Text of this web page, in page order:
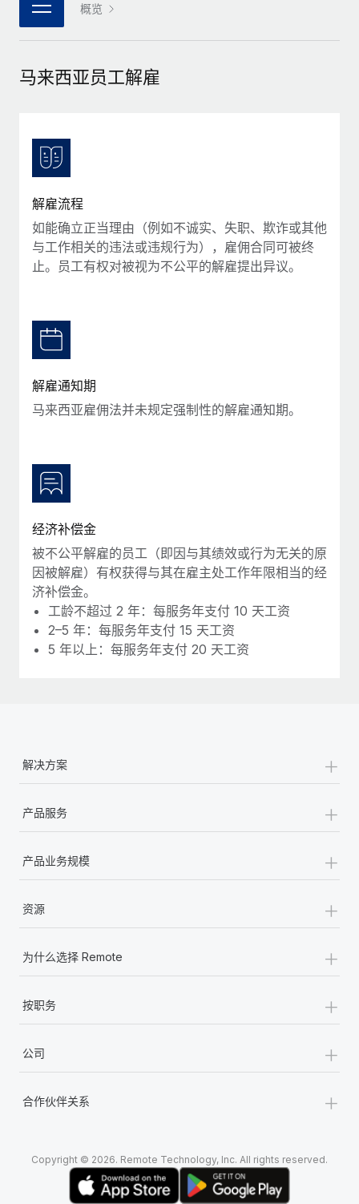
连接 新的
使用我们的 MCP 将任何人工智能工具与 Remote 平台相连
借助核心业务工具简化流程
咨询专家
获得全球人力资源与合规方面的专家帮助
背景调查
简化候选人筛选流程
合规守望台
设备管理
在全球范围内配置和跟踪 IT 设备
实体设立
福利
与我们携手合作
战略技术合作伙伴
Remote Build
集成与人工智能自动化咨询
职位描述库
网络研讨会
活动
薪金与人才洞察
洞察中心
获得支持
查看全部资源
Why owned entities are key to maintaining
EOR compliance
to the demands of today’s labor market, the...
What a Workday global payroll implementation
actually looks like
Most teams hear "payroll implementation" and picture a
six-month project with a dedicated team....
了解更多
日本語
한국어
概览
马来西亚员工解雇
解雇流程
如能确立正当理由（例如不诚实、失职、欺诈或其他
与工作相关的违法或违规行为），雇佣合同可被终
止。员工有权对被视为不公平的解雇提出异议。
解雇通知期
马来西亚雇佣法并未规定强制性的解雇通知期。
经济补偿金
被不公平解雇的员工（即因与其绩效或行为无关的原
因被解雇）有权获得与其在雇主处工作年限相当的经
济补偿金。
工龄不超过 2 年：每服务年支付 10 天工资
2–5 年：每服务年支付 15 天工资
5 年以上：每服务年支付 20 天工资
解决方案 +
产品服务 +
产品业务规模 +
资源 +
为什么选择 Remote +
按职务 +
公司 +
合作伙伴关系 +
Copyright © 2026. Remote Technology, Inc. All rights reserved.